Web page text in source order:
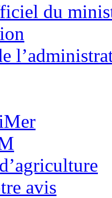
du
avis